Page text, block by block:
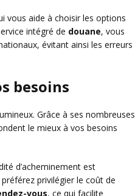
vous aide à choisir les options
intégré de douane, vous
évitant ainsi les erreurs
besoins
Grâce à ses nombreuses
le mieux à vos besoins
d’acheminement est
privilégier le coût de
vous, ce qui facilite